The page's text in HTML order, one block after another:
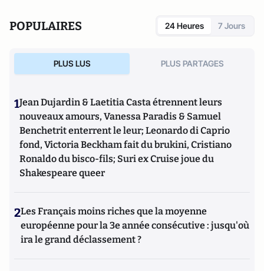
POPULAIRES 24 Heures 7 Jours
PLUS LUS PLUS PARTAGES
1Jean Dujardin & Laetitia Casta étrennent leurs
nouveaux amours, Vanessa Paradis & Samuel
Benchetrit enterrent le leur; Leonardo di Caprio
fond, Victoria Beckham fait du brukini, Cristiano
Ronaldo du bisco-fils; Suri ex Cruise joue du
Shakespeare queer
2Les Français moins riches que la moyenne
européenne pour la 3e année consécutive : jusqu'où
ira le grand déclassement ?